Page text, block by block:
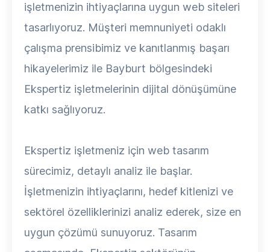
işletmenizin ihtiyaçlarına uygun web siteleri
tasarlıyoruz. Müşteri memnuniyeti odaklı
çalışma prensibimiz ve kanıtlanmış başarı
hikayelerimiz ile Bayburt bölgesindeki
Ekspertiz işletmelerinin dijital dönüşümüne
katkı sağlıyoruz.
Ekspertiz işletmeniz için web tasarım
sürecimiz, detaylı analiz ile başlar.
İşletmenizin ihtiyaçlarını, hedef kitlenizi ve
sektörel özelliklerinizi analiz ederek, size en
uygun çözümü sunuyoruz. Tasarım